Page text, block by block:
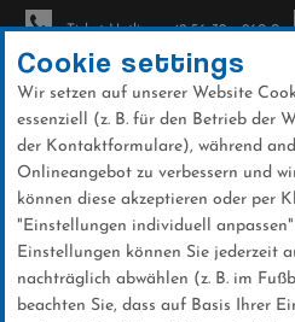
Direkt
zum
Inhalt
Ticket-Hotline: +49 56 32 - 960-0
Galerien
Cookie settings
Wir setzen auf unserer Website
essenziell (z. B. für den Betrieb der
der Kontaktformulare), während
Onlineangebot zu verbessern und
können diese akzeptieren oder per
"Einstellungen individuell
Einstellungen können Sie jederzeit
nachträglich abwählen (z. B. im
beachten Sie, dass auf Basis Ihrer